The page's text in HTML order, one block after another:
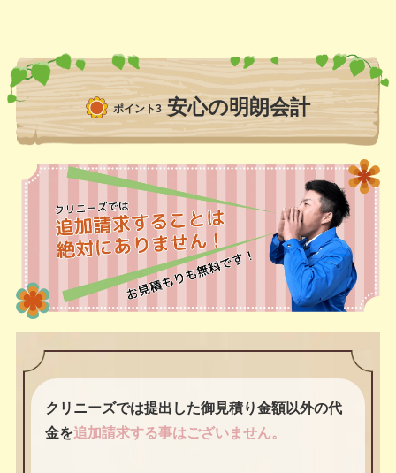
ポイント3 安心の明朗会計
クリニーズでは提出した御見積り金額以外の代
金を追加請求する事はございません。